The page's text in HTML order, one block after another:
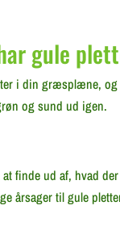
gule
i din græsplæne,
og sund ud igen.
finde ud af, hvad
årsager til gule